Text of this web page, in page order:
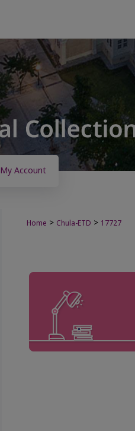
My Account
Home > Chula-ETD > 17727